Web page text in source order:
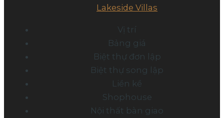
Lakeside Villas
Vị trí
Bảng giá
Biệt thự đơn lập
Biệt thự song lập
Liền kề
Shophouse
Nội thất bàn giao